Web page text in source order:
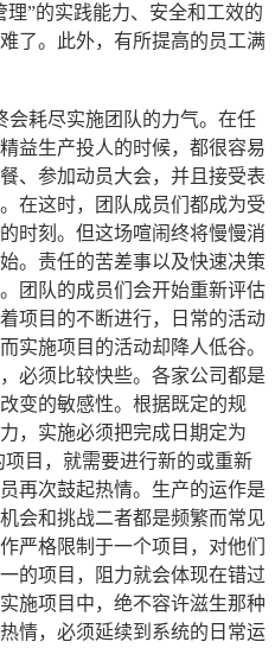
”的实践能力、安全和工效的
了。此外，有所提高的员工满
耗尽实施团队的力气。在任
益生产投人的时候，都很容易
、参加动员大会，并且接受表
在这时，团队成员们都成为受
时刻。但这场喧闹终将慢慢消
。责任的苦差事以及快速决策
团队的成员们会开始重新评估
项目的不断进行，日常的活动
实施项目的活动却降人低谷。
必须比较快些。各家公司都是
变的敏感性。根据既定的规
，实施必须把完成日期定为
目，就需要进行新的或重新
再次鼓起热情。生产的运作是
会和挑战二者都是频繁而常见
严格限制于一个项目，对他们
的项目，阻力就会体现在错过
施项目中，绝不容许滋生那种
情，必须延续到系统的日常运